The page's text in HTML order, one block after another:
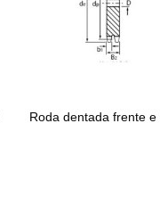
Roda dentada frente e